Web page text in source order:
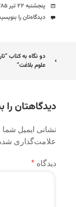
تاریخ
پنجشنبه ۲۲ تیر ۱۳۸۵
دیدگاه‌ها
دیدگاه‌تان را
ناوبری
دو نگاه به کتاب
علوم بلاغت”
دیدگاهتان را
نشانی ایمیل
علامت‌گذاری
دیدگاه *